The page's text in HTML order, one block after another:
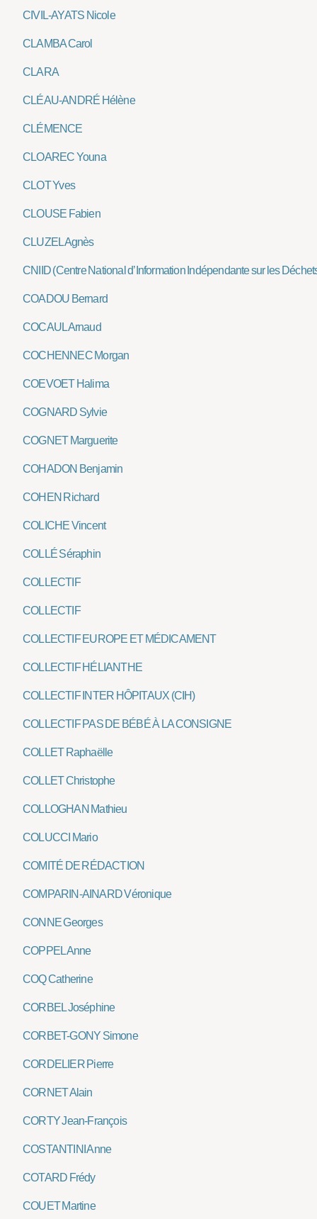
CIVIL-AYATS Nicole
CLAMBA Carol
CLARA
CLÉAU-ANDRÉ Hélène
CLÉMENCE
CLOAREC Youna
CLOT Yves
CLOUSE Fabien
CLUZEL Agnès
CNIID (Centre National d’Information Indépendante sur les
COADOU Bernard
COCAUL Arnaud
COCHENNEC Morgan
COEVOET Halima
COGNARD Sylvie
COGNET Marguerite
COHADON Benjamin
COHEN Richard
COLICHE Vincent
COLLÉ Séraphin
COLLECTIF
COLLECTIF
COLLECTIF EUROPE ET MÉDICAMENT
COLLECTIF HÉLIANTHE
COLLECTIF INTER HÔPITAUX (CIH)
COLLECTIF PAS DE BÉBÉ À LA CONSIGNE
COLLET Raphaëlle
COLLET Christophe
COLLOGHAN Mathieu
COLUCCI Mario
COMITÉ DE RÉDACTION
COMPARIN-AINARD Véronique
CONNE Georges
COPPEL Anne
COQ Catherine
CORBEL Joséphine
CORBET-GONY Simone
CORDELIER Pierre
CORNET Alain
CORTY Jean-François
COSTANTINI Anne
COTARD Frédy
COUET Martine